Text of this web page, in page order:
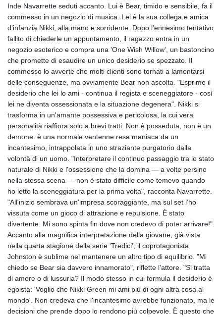
Inde Navarrette seduti accanto. Lui è Bear, timido e sensibile, fa il
commesso in un negozio di musica. Lei è la sua collega e amica
d'infanzia Nikki, alla mano e sorridente. Dopo l'ennesimo tentativo
fallito di chiederle un appuntamento, il ragazzo entra in un
negozio esoterico e compra una 'One Wish Willow', un bastoncino
che promette di esaudire un unico desiderio se spezzato. Il
commesso lo avverte che molti clienti sono tornati a lamentarsi
delle conseguenze, ma ovviamente Bear non ascolta. "Esprime il
desiderio che lei lo ami - continua il regista e sceneggiatore - così
lei ne diventa ossessionata e la situazione degenera". Nikki si
trasforma in un'amante possessiva e pericolosa, la cui vera
personalità riaffiora solo a brevi tratti. Non è posseduta, non è un
demone: è una normale ventenne resa maniaca da un
incantesimo, intrappolata in uno straziante purgatorio dalla
volontà di un uomo. "Interpretare il continuo passaggio tra lo stato
naturale di Nikki e l'ossessione che la domina — a volte persino
nella stessa scena — non è stato difficile come temevo quando
ho letto la sceneggiatura per la prima volta", racconta Navarrette.
"All'inizio sembrava un'impresa scoraggiante, ma sul set l'ho
vissuta come un gioco di attrazione e repulsione. È stato
divertente. Mi sono spinta fin dove non credevo di poter arrivare!".
Accanto alla magnifica interpretazione della giovane, già vista
nella quarta stagione della serie 'Tredici', il coprotagonista
Johnston è sublime nel mantenere un altro tipo di equilibrio. "Mi
chiedo se Bear sia davvero innamorato", riflette l'attore. "Si tratta
di amore o di lussuria? Il modo stesso in cui formula il desiderio è
egoista: 'Voglio che Nikki Green mi ami più di ogni altra cosa al
mondo'. Non credeva che l'incantesimo avrebbe funzionato, ma le
decisioni che prende dopo lo rendono più colpevole. È questo che